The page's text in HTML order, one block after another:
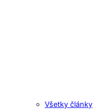
Všetky články